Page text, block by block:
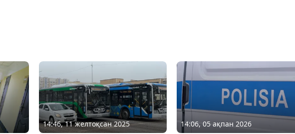
14:46, 11 желтоқсан 2025 14:06, 05 ақпан 2026